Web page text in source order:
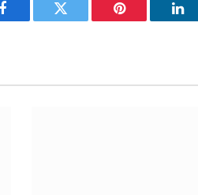
Facebook Twitter Pinterest